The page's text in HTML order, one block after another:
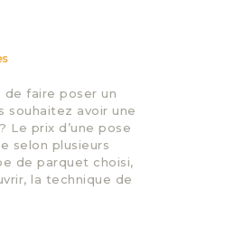
de faire poser un
souhaitez avoir une
Le prix d’une pose
selon plusieurs
de parquet choisi,
la technique de